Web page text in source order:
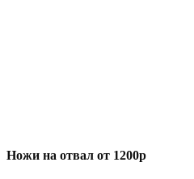
Ножи на отвал от 1200р